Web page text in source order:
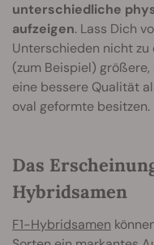
unterschiedliche
aufzeigen. Lass Dich
Unterschieden nicht
(zum Beispiel)
eine bessere Qualität
oval geformte besitzen.
Das
Hybridsamen
F1-Hybridsamen